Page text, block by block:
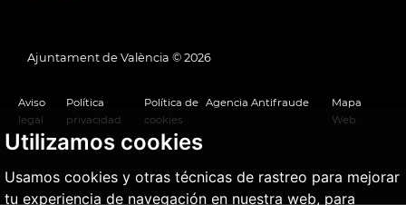
Utilizamos cookies
Usamos cookies y otras técnicas de rastreo para mejorar
tu experiencia de navegación en nuestra web, para
Ajuntament de València © 2026
Aviso
legal
Política
privacidad
Política de
cookies
Agencia Antifraude
Mapa
Web